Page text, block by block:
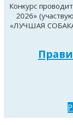
Конкурс
2026»
«ЛУЧШАЯ